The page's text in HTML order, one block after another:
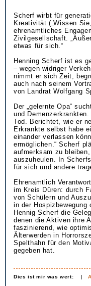
Scherf wirbt für
Kreativität („Wissen
ehrenamtliches
Zivilgesellschaft.
etwas für sich.“
Henning Scherf ist es
– wegen widriger
nimmt er sich Zeit,
auch nach seinem
von Landrat Wolfgang
Der „gelernte Opa“
und
Tod. Berichtet, wie er
Erkrankte selbst habe
einander verlassen
ermöglichen.“ Scherf
aufmerksam zu
auszuheulen. In
für sich und andere
Ehrenamtlich
im Kreis Düren: durch
von Schülern und
in der
Hennig Scherf die
denen die Aktiven ihre
faszinierend, wie
Älterwerden in
Spelthahn für den
gegeben hat.
Dies ist mir was wert: |